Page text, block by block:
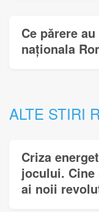
Ce părere
naționala
ALTE STIRI
Criza
jocului.
ai noii